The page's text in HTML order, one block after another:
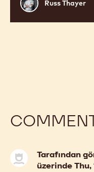
Thayer
Russ Thayer
Tarafından
üzerinde